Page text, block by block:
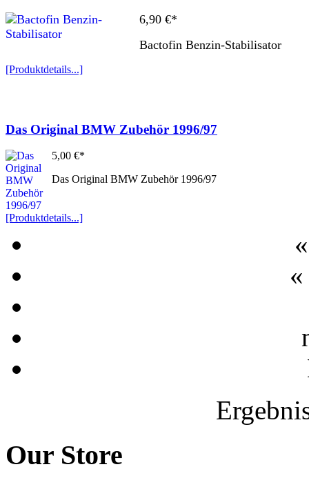
6,90 €*
Bactofin Benzin-Stabilisator
[Produktdetails...]
Das Original BMW Zubehör 1996/97
5,00 €*
Das Original BMW Zubehör 1996/97
[Produktdetails...]
Our Store